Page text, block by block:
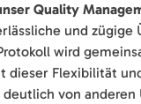
Quality
und
wird
Flexibilität
deutlich von